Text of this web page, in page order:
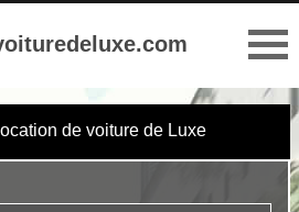
de voiture de Luxe